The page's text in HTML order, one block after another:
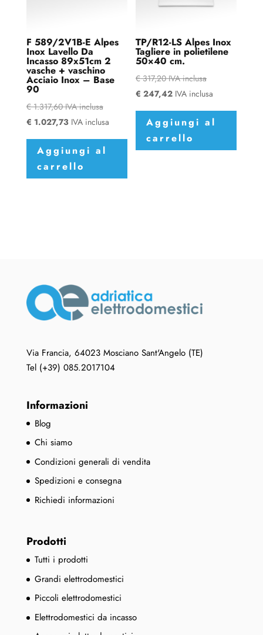
F 589/2V1B-E Alpes
Inox Lavello Da
Incasso 89x51cm 2
vasche + vaschino
Acciaio Inox – Base
90
€1.317,60 IVA inclusa
€ 1.027,73 IVA inclusa
Aggiungi al
carrello
TP/R12-LS Alpes Inox
Tagliere in polietilene
50×40 cm.
€317,20 IVA inclusa
€ 247,42 IVA inclusa
Aggiungi al
carrello
Via Francia, 64023 Mosciano Sant'Angelo (TE)
Tel (+39) 085.2017104
Informazioni
Blog
Chi siamo
Condizioni generali di vendita
Spedizioni e consegna
Richiedi informazioni
Prodotti
Tutti i prodotti
Grandi elettrodomestici
Piccoli elettrodomestici
Elettrodomestici da incasso